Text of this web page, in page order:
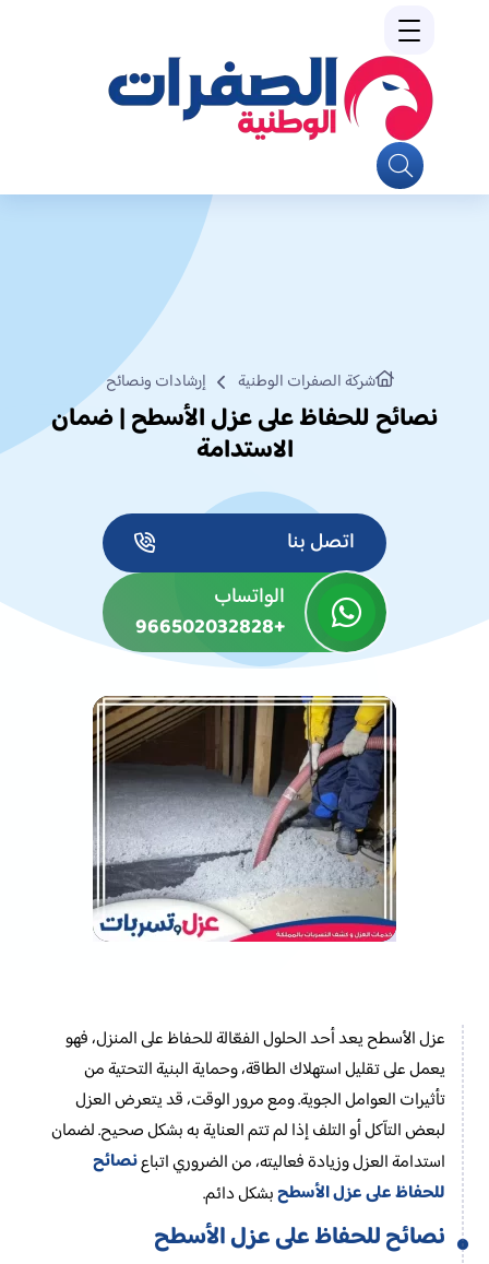
شركة الصفرات الوطنية إرشادات ونصائح
نصائح للحفاظ على عزل الأسطح | ضمان
الاستدامة
اتصل بنا
الواتساب
+966502032828
عزل الأسطح يعد أحد الحلول الفعّالة للحفاظ على المنزل، فهو
يعمل على تقليل استهلاك الطاقة، وحماية البنية التحتية من
تأثيرات العوامل الجوية. ومع مرور الوقت، قد يتعرض العزل
لبعض التآكل أو التلف إذا لم تتم العناية به بشكل صحيح. لضمان
استدامة العزل وزيادة فعاليته، من الضروري اتباعنصائح
للحفاظ على عزل الأسطحبشكل دائم.
نصائح للحفاظ على عزل الأسطح